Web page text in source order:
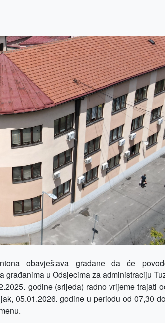
obavještava građane da će
u Odsjecima za administraciju
godine (srijeda) radno vrijeme trajati
05.01.2026. godine u periodu od 07,30